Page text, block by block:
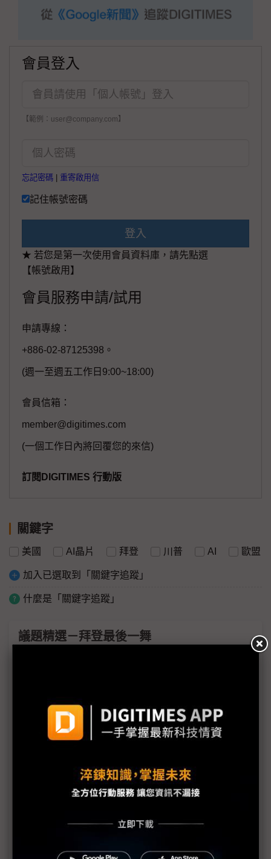
會員登入
【範例：user@company.com】
忘記密碼 重寄啟用信
記住帳號密碼
登入
★ 若您是第一次使用會員資料庫，請先點選
【帳號啟用】
會員服務申請/試用
申請專線：
+886-02-87125398。
(週一至週五工作日9:00~18:00)
會員信箱：
member@digitimes.com
(一個工作日內將回覆您的來信)
訂閱DIGITIMES 行動版
關鍵字
美國 AI晶片 拜登 川普 AI 歐盟
加入已選取到「關鍵字追蹤」
什麼是「關鍵字追蹤」
議題精選－拜登最後一舞
NVIDIA批評、歐盟難題 如何理解拜登留下的AI擴散
AI算力管制時刻到來 是ASIC的商機還是危機？
拜登AI晶片新規豁免台灣 經濟部：給予企業信心
拜登AI新規掀怨言 SIA、SEMI擔憂市佔拱手讓人